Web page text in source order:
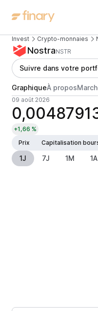
Invest Crypto-monnaies
NostraNSTR
Suivre dans votre
GraphiqueÀ propos
09 août 2026
+1,66 %
Prix
Capitalisation
1J 7J 1M 1A